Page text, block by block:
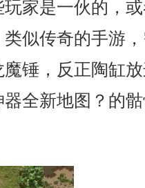
家是一伙的，
似传奇的手游
锤，反正陶缸
全新地图？的